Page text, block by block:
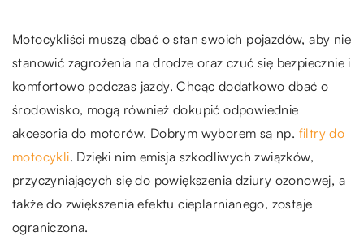
Motocykliści muszą dbać o stan swoich pojazdów, aby nie
stanowić zagrożenia na drodze oraz czuć się bezpiecznie i
komfortowo podczas jazdy. Chcąc dodatkowo dbać o
środowisko, mogą również dokupić odpowiednie
akcesoria do motorów. Dobrym wyborem są np. filtry do
motocykli. Dzięki nim emisja szkodliwych związków,
przyczyniających się do powiększenia dziury ozonowej, a
także do zwiększenia efektu cieplarnianego, zostaje
ograniczona.